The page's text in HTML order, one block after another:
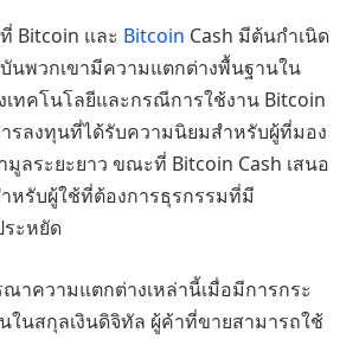
Bitcoin และ Bitcoin Cash มีต้นกำเนิด
นพวกเขามีความแตกต่างพื้นฐานใน
เทคโนโลยีและกรณีการใช้งาน Bitcoin
ารลงทุนที่ได้รับความนิยมสำหรับผู้ที่มอง
มูลระยะยาว ขณะที่ Bitcoin Cash เสนอ
หรับผู้ใช้ที่ต้องการธุรกรรมที่มี
ะหยัด
าความแตกต่างเหล่านี้เมื่อมีการกระ
ในสกุลเงินดิจิทัล ผู้ค้าที่ขายสามารถใช้